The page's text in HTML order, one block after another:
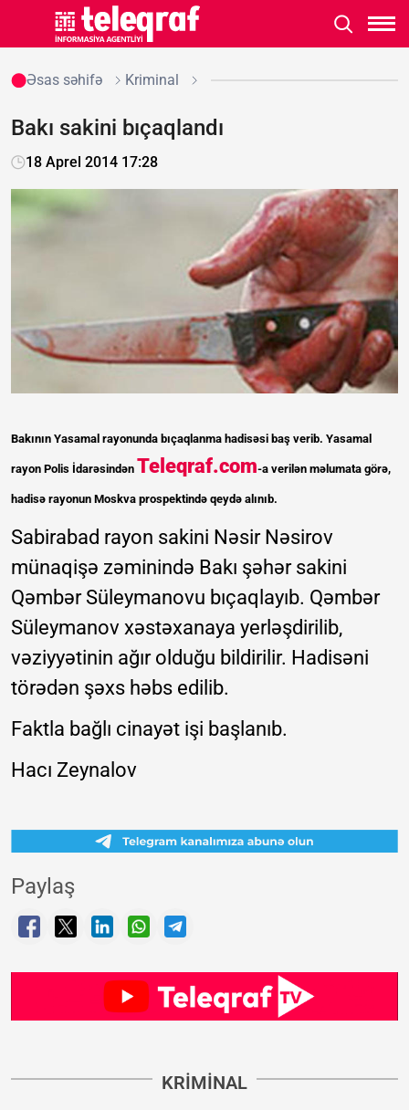
Əsas səhifə Kriminal
Bakı sakini bıçaqlandı
18 Aprel 2014 17:28
Bakının Yasamal rayonunda bıçaqlanma hadisəsi baş verib. Yasamal
rayon Polis İdarəsindən Teleqraf.com-a verilən məlumata görə,
hadisə rayonun Moskva prospektində qeydə alınıb.
Sabirabad rayon sakini Nəsir Nəsirov
münaqişə zəminində Bakı şəhər sakini
Qəmbər Süleymanovu bıçaqlayıb. Qəmbər
Süleymanov xəstəxanaya yerləşdirilib,
vəziyyətinin ağır olduğu bildirilir. Hadisəni
törədən şəxs həbs edilib.
Faktla bağlı cinayət işi başlanıb.
Hacı Zeynalov
Paylaş
KRIMINAL